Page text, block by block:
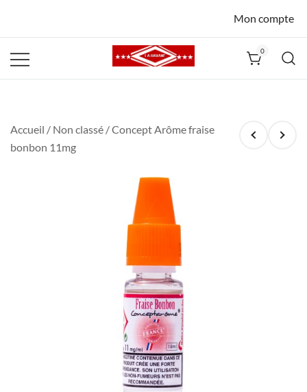
Mon compte
0
Accueil / Non classé / Concept Arôme fraise
bonbon 11mg